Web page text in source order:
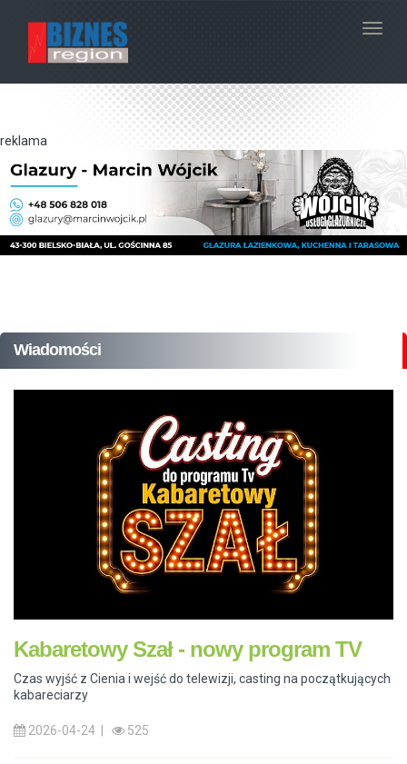
reklama
Wiadomości
Kabaretowy Szał - nowy program TV
Czas wyjść z Cienia i wejść do telewizji, casting na początkujących
kabareciarzy
2026-04-24 | 525